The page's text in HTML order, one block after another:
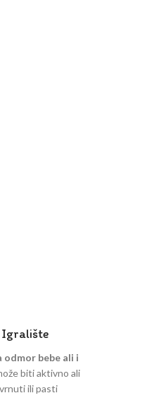
odmor bebe ali i
biti aktivno ali
ili pasti